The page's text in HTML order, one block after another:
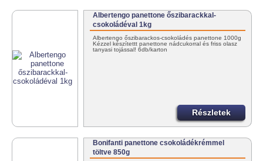
Albertengo panettone őszibarackkal-
csokoládéval 1kg
Albertengo őszibarackos-csokoládés panettone 1000g
Kézzel készítettt panettone nádcukorral és friss olasz
tanyasi tojással! 6db/karton
Részletek
Bonifanti panettone csokoládékrémmel
töltve 850g